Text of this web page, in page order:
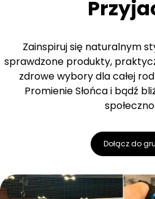
Zainspiruj się naturalnym
sprawdzone produkty,
zdrowe wybory dla całej
Promienie Słońca i bądź
Dołącz do